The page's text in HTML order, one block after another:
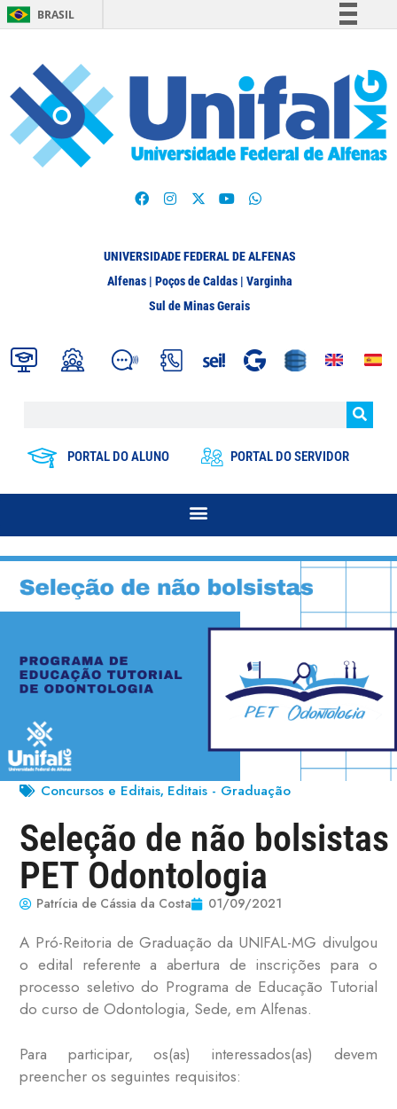
BRASIL
Participe
Acesso à informação
Legislação
UNIVERSIDADE FEDERAL DE ALFENAS
Alfenas | Poços de Caldas | Varginha
Sul de Minas Gerais
PORTAL DO ALUNO PORTAL DO SERVIDOR
Concursos e Editais, Editais - Graduação
Seleção de não bolsistas
PET Odontologia
Patrícia de Cássia da Costa 01/09/2021
A Pró-Reitoria de Graduação da UNIFAL-MG divulgou
o edital referente a abertura de inscrições para o
processo seletivo do Programa de Educação Tutorial
do curso de Odontologia, Sede, em Alfenas.
Para participar, os(as) interessados(as) devem
preencher os seguintes requisitos: